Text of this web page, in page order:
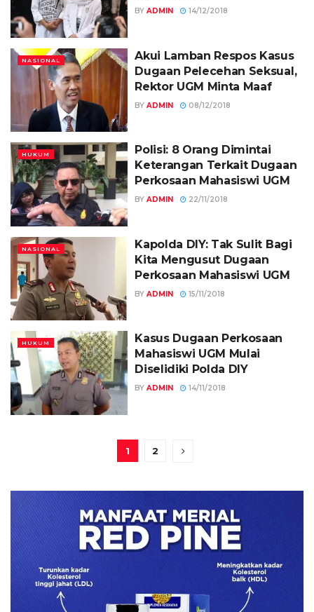
BY ADMIN 14/12/2018
NASIONAL
Akui Lamban Respos Kasus
Dugaan Pelecehan Seksual,
Rektor UGM Minta Maaf
BY ADMIN 08/12/2018
HUKUM
Polisi: 8 Orang Dimintai
Keterangan Terkait Dugaan
Perkosaan Mahasiswi UGM
BY ADMIN 22/11/2018
NASIONAL
Kapolda DIY: Tak Sulit Bagi
Kita Mengusut Dugaan
Perkosaan Mahasiswi UGM
BY ADMIN 15/11/2018
HUKUM
Kasus Dugaan Perkosaan
Mahasiswi UGM Mulai
Diselidiki Polda DIY
BY ADMIN 14/11/2018
1 2